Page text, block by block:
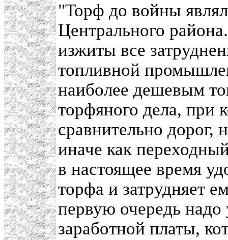
"Торф до войны
Центрального
изжиты все
топливной
наиболее дешевым
торфяного дела, при
сравнительно дорог,
иначе как
в настоящее время
торфа и затрудняет
первую очередь
заработной платы,